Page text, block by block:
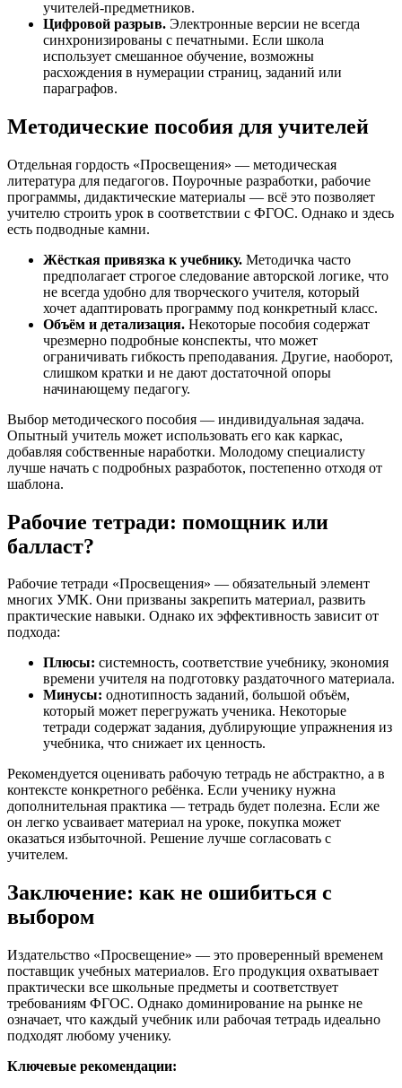
учителей-предметников.
Цифровой разрыв. Электронные версии не всегда
синхронизированы с печатными. Если школа
использует смешанное обучение, возможны
расхождения в нумерации страниц, заданий или
параграфов.
Методические пособия для учителей
Отдельная гордость «Просвещения» — методическая
литература для педагогов. Поурочные разработки, рабочие
программы, дидактические материалы — всё это позволяет
учителю строить урок в соответствии с ФГОС. Однако и здесь
есть подводные камни.
Жёсткая привязка к учебнику. Методичка часто
предполагает строгое следование авторской логике, что
не всегда удобно для творческого учителя, который
хочет адаптировать программу под конкретный класс.
Объём и детализация. Некоторые пособия содержат
чрезмерно подробные конспекты, что может
ограничивать гибкость преподавания. Другие, наоборот,
слишком кратки и не дают достаточной опоры
начинающему педагогу.
Выбор методического пособия — индивидуальная задача.
Опытный учитель может использовать его как каркас,
добавляя собственные наработки. Молодому специалисту
лучше начать с подробных разработок, постепенно отходя от
шаблона.
Рабочие тетради: помощник или
балласт?
Рабочие тетради «Просвещения» — обязательный элемент
многих УМК. Они призваны закрепить материал, развить
практические навыки. Однако их эффективность зависит от
подхода:
Плюсы: системность, соответствие учебнику, экономия
времени учителя на подготовку раздаточного материала.
Минусы: однотипность заданий, большой объём,
который может перегружать ученика. Некоторые
тетради содержат задания, дублирующие упражнения из
учебника, что снижает их ценность.
Рекомендуется оценивать рабочую тетрадь не абстрактно, а в
контексте конкретного ребёнка. Если ученику нужна
дополнительная практика — тетрадь будет полезна. Если же
он легко усваивает материал на уроке, покупка может
оказаться избыточной. Решение лучше согласовать с
учителем.
Заключение: как не ошибиться с
выбором
Издательство «Просвещение» — это проверенный временем
поставщик учебных материалов. Его продукция охватывает
практически все школьные предметы и соответствует
требованиям ФГОС. Однако доминирование на рынке не
означает, что каждый учебник или рабочая тетрадь идеально
подходят любому ученику.
Ключевые рекомендации: